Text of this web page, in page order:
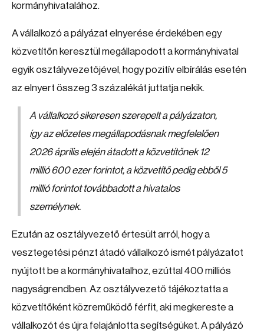
kormányhivatalához.
A vállalkozó a pályázat elnyerése érdekében egy
közvetítőn keresztül megállapodott a kormányhivatal
egyik osztályvezetőjével, hogy pozitív elbírálás esetén
az elnyert összeg 3 százalékát juttatja nekik.
A vállalkozó sikeresen szerepelt a pályázaton,
így az előzetes megállapodásnak megfelelően
2026 április elején átadott a közvetítőnek 12
millió 600 ezer forintot, a közvetítő pedig ebből 5
millió forintot továbbadott a hivatalos
személynek.
Ezután az osztályvezető értesült arról, hogy a
vesztegetési pénzt átadó vállalkozó ismét pályázatot
nyújtott be a kormányhivatalhoz, ezúttal 400 milliós
nagyságrendben. Az osztályvezető tájékoztatta a
közvetítőként közreműködő férfit, aki megkereste a
vállalkozót és újra felajánlotta segítségüket. A pályázó